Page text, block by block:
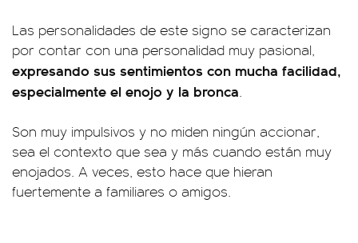
Las personalidades de este signo se caracterizan
por contar con una personalidad muy pasional,
expresando sus sentimientos con mucha facilidad,
especialmente el enojo y la bronca.
Son muy impulsivos y no miden ningún accionar,
sea el contexto que sea y más cuando están muy
enojados. A veces, esto hace que hieran
fuertemente a familiares o amigos.